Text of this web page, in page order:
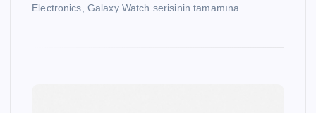
Electronics, Galaxy Watch serisinin tamamına…